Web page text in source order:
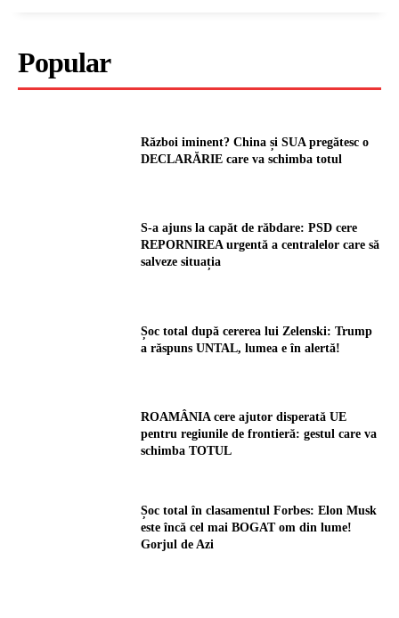
Popular
Război iminent? China și SUA pregătesc o
DECLARĂRIE care va schimba totul
S-a ajuns la capăt de răbdare: PSD cere
REPORNIREA urgentă a centralelor care să
salveze situația
Șoc total după cererea lui Zelenski: Trump
a răspuns UNTAL, lumea e în alertă!
ROAMÂNIA cere ajutor disperată UE
pentru regiunile de frontieră: gestul care va
schimba TOTUL
Șoc total în clasamentul Forbes: Elon Musk
este încă cel mai BOGAT om din lume!
Gorjul de Azi